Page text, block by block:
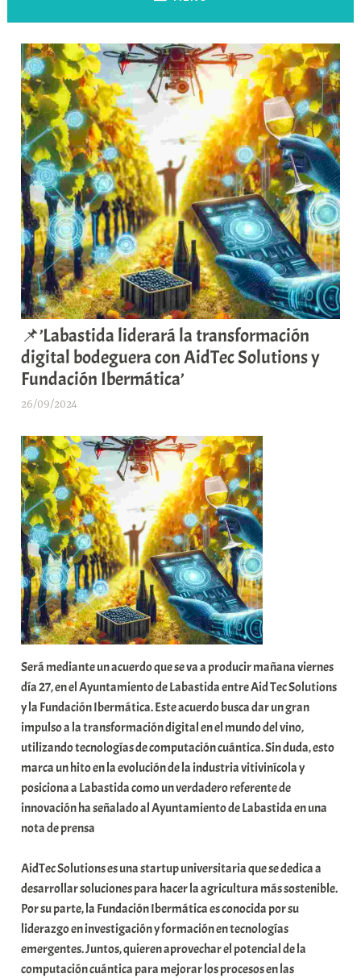
📌’Labastida liderará la transformación
digital bodeguera con AidTec Solutions y
Fundación Ibermática’
26/09/2024
a
b
a
r
E
r
r
i
o
x
a
K
o
m
u
n
i
t
a
t
a
Será mediante un acuerdo que se va a producir mañana viernes
día 27, en el Ayuntamiento de Labastida entre Aid Tec Solutions
y la Fundación Ibermática. Este acuerdo busca dar un gran
impulso a la transformación digital en el mundo del vino,
utilizando tecnologías de computación cuántica. Sin duda, esto
marca un hito en la evolución de la industria vitivinícola y
posiciona a Labastida como un verdadero referente de
innovación ha señalado al Ayuntamiento de Labastida en una
nota de prensa
AidTec Solutions es una startup universitaria que se dedica a
desarrollar soluciones para hacer la agricultura más sostenible.
Por su parte, la Fundación Ibermática es conocida por su
liderazgo en investigación y formación en tecnologías
emergentes. Juntos, quieren aprovechar el potencial de la
computación cuántica para mejorar los procesos en las